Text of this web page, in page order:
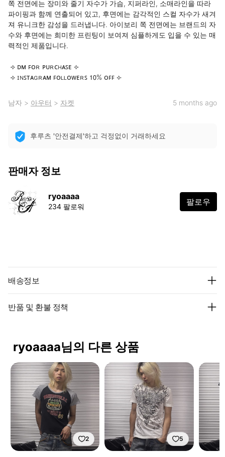
쪽 전면에는 장미와 줄기 자수가 가슴, 지퍼라인, 소매라인을 따라
파이핑과 함께 연출되어 있고, 후면에는 감각적인 스컬 자수가 새겨
져 유니크한 감성을 드러냅니다. 아이보리 쪽 전면에는 브랜드의 자
수와 후면에는 희미한 프린팅이 보여져 심플하게도 입을 수 있는 매
력적인 제품입니다.
⟢ ɪɴꜱᴛᴀɢʀᴀᴍ ꜰᴏʟʟᴏᴡᴇʀꜱ 𝟣𝟢% ᴏꜰꜰ ⟣
남자 > 아우터 > 자켓 5 months ago
후루츠 '안전결제'하고 걱정없이 거래하세요
판매자 정보
ryoaaaa
234 팔로워 팔로우
배송정보
반품 및 환불 정책
ryoaaaa님의 다른 상품
2 5